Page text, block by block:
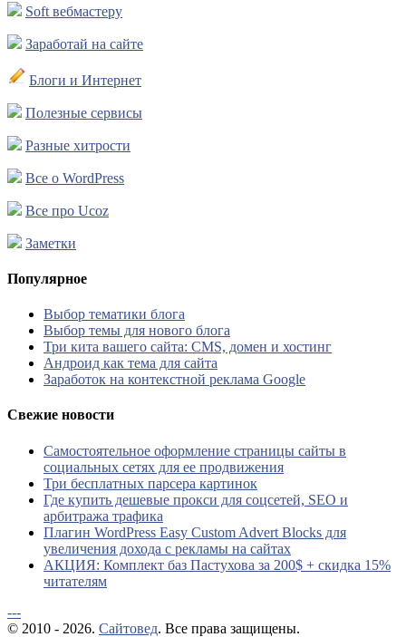
Soft вебмастеру
Заработай на сайте
Блоги и Интернет
Полезные сервисы
Разные хитрости
Все о WordPress
Все про Ucoz
Заметки
Популярное
Выбор тематики блога
Выбор темы для нового блога
Три кита вашего сайта: CMS, домен и хостинг
Андроид как тема для сайта
Заработок на контекстной реклама Google
Свежие новости
Самостоятельное оформление страницы сайты в
социальных сетях для ее продвижения
Три бесплатных парсера картинок
Где купить дешевые прокси для соцсетей, SEO и
арбитража трафика
Плагин WordPress Easy Custom Advert Blocks для
увеличения дохода с рекламы на сайтах
АКЦИЯ: Комплект баз Пастухова за 200$ + скидка 15%
читателям
---
© 2010 - 2026. Сайтовед. Все права защищены.